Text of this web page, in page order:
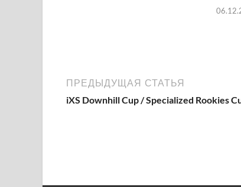
ПРЕДЫДУЩАЯ СТАТЬЯ
iXS Downhill Cup / Specialized Rookies